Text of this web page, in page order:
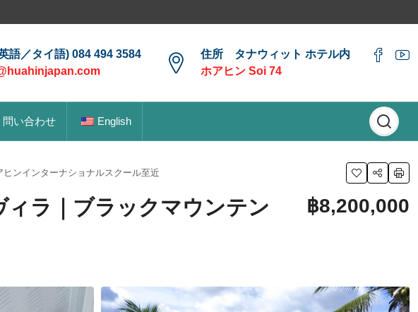
語／タイ語) 084 494 3584
住所 タナウィット ホテル内
ホアヒン Soi 74
問い合わせ English
ンインターナショナルスクール至近
ラ｜ブラックマウンテン
฿8,200,000